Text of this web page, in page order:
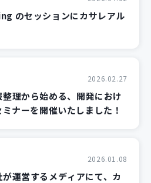
のセッションにカサレアル
2026.02.27
整理から始める、開発におけ
ナーを開催いたしました！
2026.01.08
運営するメディアにて、カ